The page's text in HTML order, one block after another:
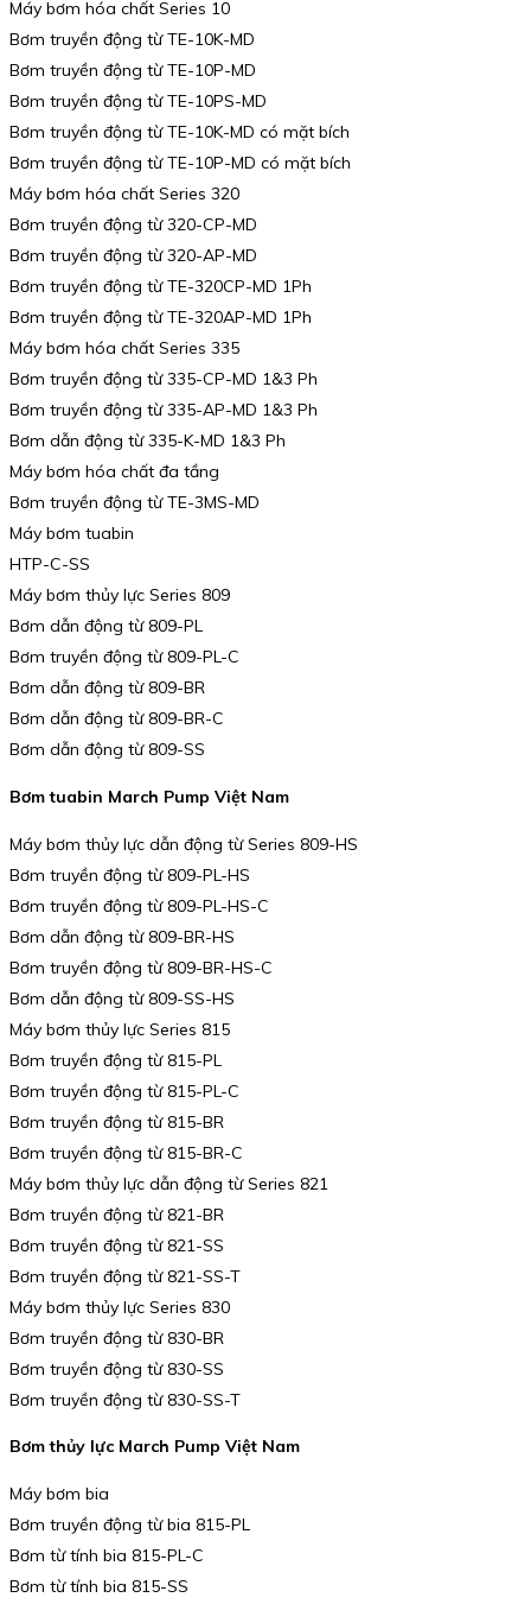
Máy bơm hóa chất Series 10
Bơm truyền động từ TE-10K-MD
Bơm truyền động từ TE-10P-MD
Bơm truyền động từ TE-10PS-MD
Bơm truyền động từ TE-10K-MD có mặt bích
Bơm truyền động từ TE-10P-MD có mặt bích
Máy bơm hóa chất Series 320
Bơm truyền động từ 320-CP-MD
Bơm truyền động từ 320-AP-MD
Bơm truyền động từ TE-320CP-MD 1Ph
Bơm truyền động từ TE-320AP-MD 1Ph
Máy bơm hóa chất Series 335
Bơm truyền động từ 335-CP-MD 1&3 Ph
Bơm truyền động từ 335-AP-MD 1&3 Ph
Bơm dẫn động từ 335-K-MD 1&3 Ph
Máy bơm hóa chất đa tầng
Bơm truyền động từ TE-3MS-MD
Máy bơm tuabin
HTP-C-SS
Máy bơm thủy lực Series 809
Bơm dẫn động từ 809-PL
Bơm truyền động từ 809-PL-C
Bơm dẫn động từ 809-BR
Bơm dẫn động từ 809-BR-C
Bơm dẫn động từ 809-SS
Bơm tuabin March Pump Việt Nam
Máy bơm thủy lực dẫn động từ Series 809-HS
Bơm truyền động từ 809-PL-HS
Bơm truyền động từ 809-PL-HS-C
Bơm dẫn động từ 809-BR-HS
Bơm truyền động từ 809-BR-HS-C
Bơm dẫn động từ 809-SS-HS
Máy bơm thủy lực Series 815
Bơm truyền động từ 815-PL
Bơm truyền động từ 815-PL-C
Bơm truyền động từ 815-BR
Bơm truyền động từ 815-BR-C
Máy bơm thủy lực dẫn động từ Series 821
Bơm truyền động từ 821-BR
Bơm truyền động từ 821-SS
Bơm truyền động từ 821-SS-T
Máy bơm thủy lực Series 830
Bơm truyền động từ 830-BR
Bơm truyền động từ 830-SS
Bơm truyền động từ 830-SS-T
Bơm thủy lực March Pump Việt Nam
Máy bơm bia
Bơm truyền động từ bia 815-PL
Bơm từ tính bia 815-PL-C
Bơm từ tính bia 815-SS